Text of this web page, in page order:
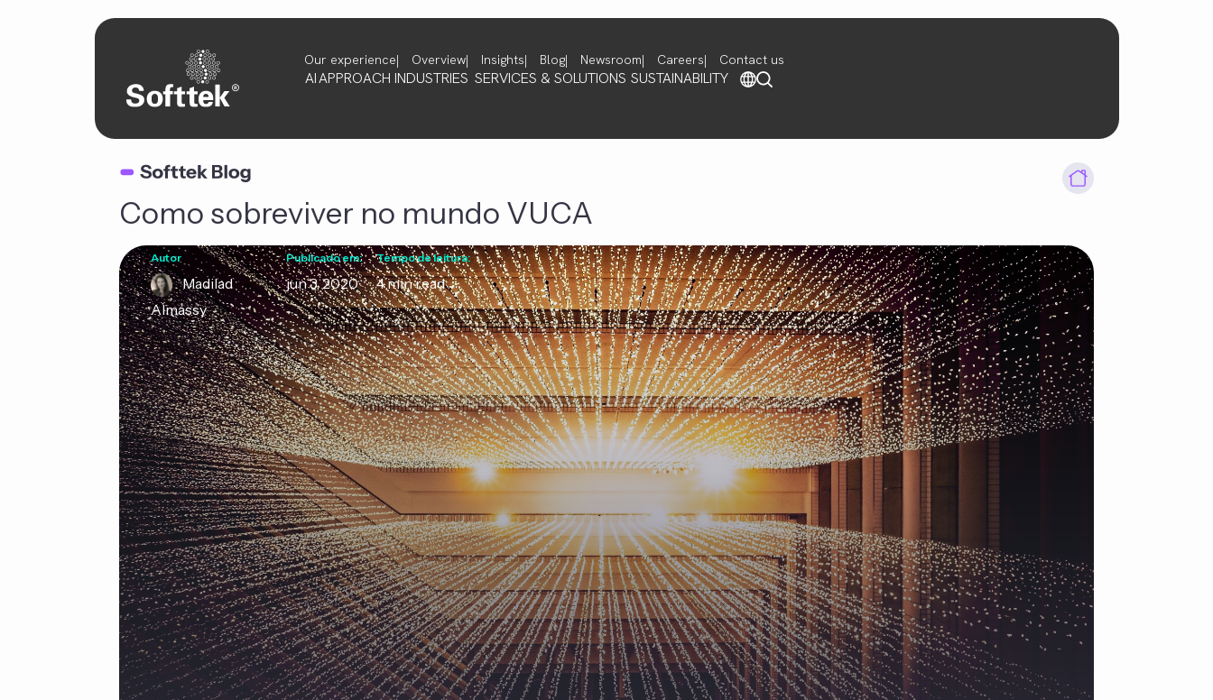
Our experience Overview Insights Blog Newsroom Careers Contact us
AIAPPROACH INDUSTRIES SERVICES & SOLUTIONS SUSTAINABILITY
Como sobreviver no mundo VUCA
Autor
Madilad
Almassy
Publicado em:
jun 3, 2020
Tempo de leitura:
4 min read